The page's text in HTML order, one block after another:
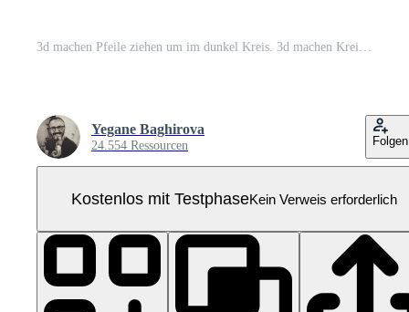
3d machen Pfeile ziehen um im dunkel Kreis. 3d machen Kreis Pfeil Symbol auf Weiß Hintergrund. Pro PNG
Yegane Baghirova
24.554 Ressourcen Folgen
Kostenlos mit TestphaseKein Verweis erforderlich